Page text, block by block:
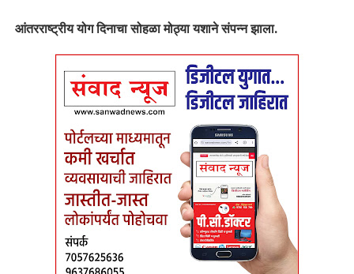
आंतरराष्ट्रीय योग दिनाचा सोहळा मोठ्या यशाने संपन्न झाला.